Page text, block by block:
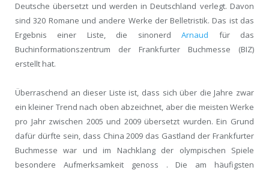
Deutsche übersetzt und werden in Deutschland verlegt. Davon
sind 320 Romane und andere Werke der Belletristik. Das ist das
Ergebnis einer Liste, die sinonerd
Arnaud
für das
Buchinformationszentrum der Frankfurter Buchmesse (BIZ)
erstellt hat.
Überraschend an dieser Liste ist, dass sich über die Jahre zwar
ein kleiner Trend nach oben abzeichnet, aber die meisten Werke
pro Jahr zwischen 2005 und 2009 übersetzt wurden. Ein Grund
dafür dürfte sein, dass China 2009 das Gastland der Frankfurter
Buchmesse war und im Nachklang der olympischen Spiele
besondere Aufmerksamkeit genoss . Die am häufigsten